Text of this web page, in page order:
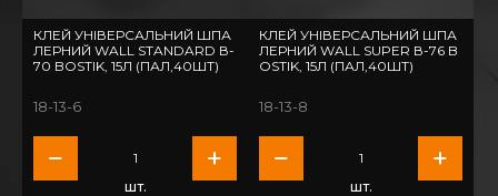
КЛЕЙ УНІВЕРСАЛЬНИЙ ШПА
ЛЕРНИЙ WALL STANDARD В-
70 BOSTIK, 15Л (ПАЛ,40ШТ)
18-13-6
шт.
КЛЕЙ УНІВЕРСАЛЬНИЙ ШПА
ЛЕРНИЙ WALL SUPER В-76 B
OSTIK, 15Л (ПАЛ,40ШТ)
18-13-8
шт.